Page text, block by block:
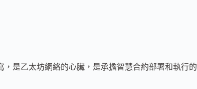
，是乙太坊網絡的心臟，是承擔智慧合約部署和執行的